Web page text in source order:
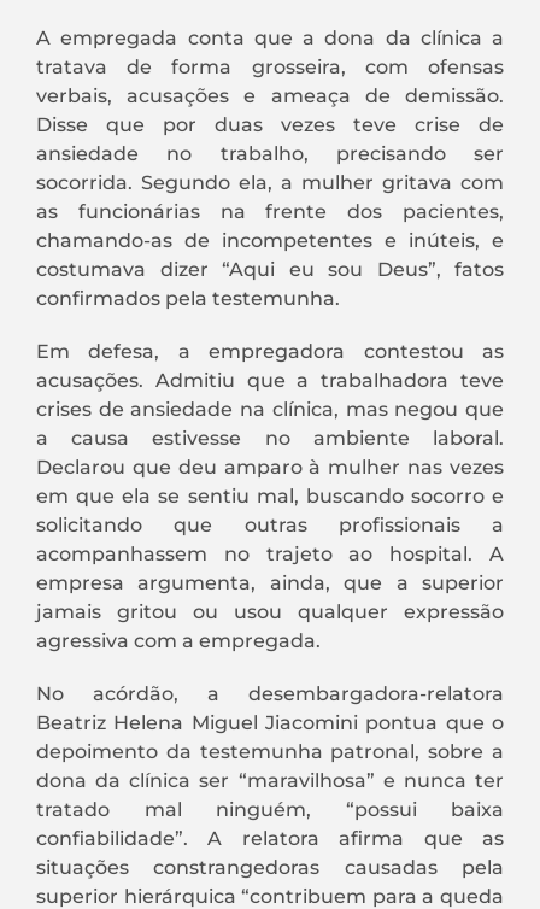
A empregada conta que a dona da clínica a
tratava de forma grosseira, com ofensas
verbais, acusações e ameaça de demissão.
Disse que por duas vezes teve crise de
ansiedade no trabalho, precisando ser
socorrida. Segundo ela, a mulher gritava com
as funcionárias na frente dos pacientes,
chamando-as de incompetentes e inúteis, e
costumava dizer “Aqui eu sou Deus”, fatos
confirmados pela testemunha.
Em defesa, a empregadora contestou as
acusações. Admitiu que a trabalhadora teve
crises de ansiedade na clínica, mas negou que
a causa estivesse no ambiente laboral.
Declarou que deu amparo à mulher nas vezes
em que ela se sentiu mal, buscando socorro e
solicitando que outras profissionais a
acompanhassem no trajeto ao hospital. A
empresa argumenta, ainda, que a superior
jamais gritou ou usou qualquer expressão
agressiva com a empregada.
No acórdão, a desembargadora-relatora
Beatriz Helena Miguel Jiacomini pontua que o
depoimento da testemunha patronal, sobre a
dona da clínica ser “maravilhosa” e nunca ter
tratado mal ninguém, “possui baixa
confiabilidade”. A relatora afirma que as
situações constrangedoras causadas pela
superior hierárquica “contribuem para a queda